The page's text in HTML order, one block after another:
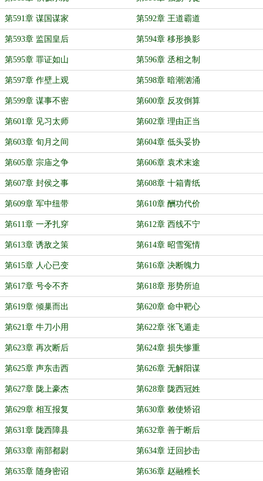
第591章 谋国谋家 第592章 王道霸道
第593章 监国皇后 第594章 移形换影
第595章 罪证如山 第596章 丞相之制
第597章 作壁上观 第598章 暗潮汹涌
第599章 谋事不密 第600章 反攻倒算
第601章 见习太师 第602章 理由正当
第603章 旬月之间 第604章 低头妥协
第605章 宗庙之争 第606章 袁术末途
第607章 封侯之事 第608章 十箱青纸
第609章 军中纽带 第610章 酬功代价
第611章 一矛扎穿 第612章 西线不宁
第613章 诱敌之策 第614章 昭雪冤情
第615章 人心已变 第616章 决断魄力
第617章 号令不齐 第618章 形势所迫
第619章 倾巢而出 第620章 命中靶心
第621章 牛刀小用 第622章 张飞遁走
第623章 再次断后 第624章 损失惨重
第625章 声东击西 第626章 无解阳谋
第627章 陇上豪杰 第628章 陇西冠姓
第629章 相互报复 第630章 敕使矫诏
第631章 陇西障县 第632章 善于断后
第633章 南部都尉 第634章 迂回抄击
第635章 随身密诏 第636章 赵融稚长